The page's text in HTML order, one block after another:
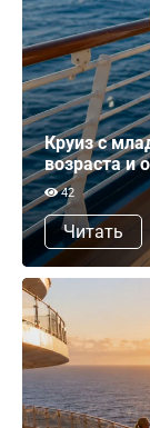
Круиз с
возраста и
42
Читать